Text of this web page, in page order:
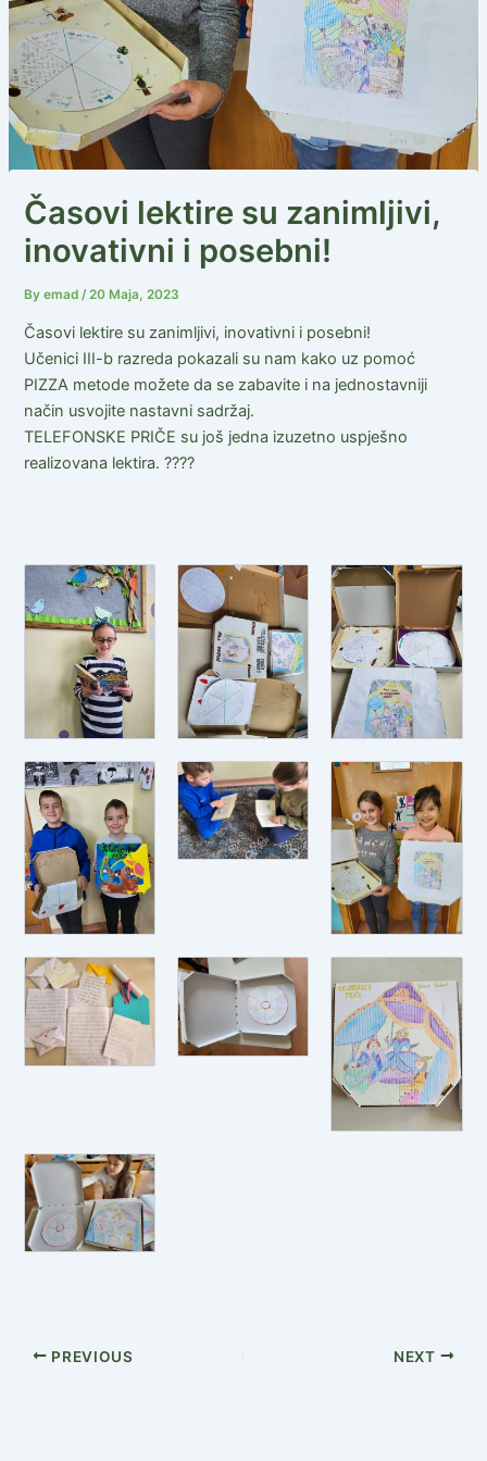
Časovi lektire su zanimljivi,
inovativni i posebni!
Byemad/20 Maja, 2023
Časovi lektire su zanimljivi, inovativni i posebni!
Učenici III-b razreda pokazali su nam kako uz pomoć
PIZZA metode možete da se zabavite i na jednostavniji
način usvojite nastavni sadržaj.
TELEFONSKE PRIČE su još jedna izuzetno uspješno
realizovana lektira. ????
PREVIOUS NEXT